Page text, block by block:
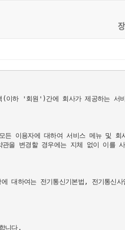
하 '회원')간에 회사가 제공하는 서
이용자에 대하여 서비스 메뉴 및
을 변경할 경우에는 지체 없이 이를
대하여는 전기통신기본법, 전기통신
니다.